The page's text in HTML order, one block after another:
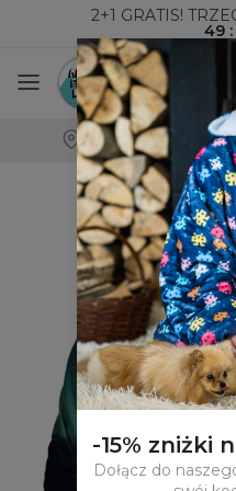
2+1 GRATIS!
49
WYSYŁKA ZA
-15% zniżki
Dołącz do